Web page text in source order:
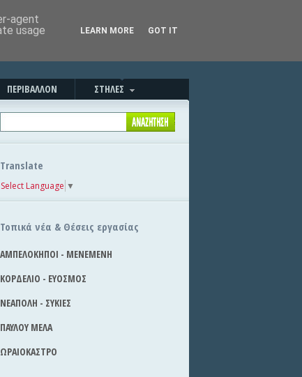
ΠΕΡΙΒΑΛΛΟΝ ΣΤΗΛΕΣ
Translate
Select Language ▼
Τοπικά νέα & Θέσεις εργασίας
ΑΜΠΕΛΟΚΗΠΟΙ - ΜΕΝΕΜΕΝΗ
ΚΟΡΔΕΛΙΟ - ΕΥΟΣΜΟΣ
ΝΕΑΠΟΛΗ - ΣΥΚΙΕΣ
ΠΑΥΛΟΥ ΜΕΛΑ
ΩΡΑΙΟΚΑΣΤΡΟ
agent
usage
LEARN MORE GOT IT